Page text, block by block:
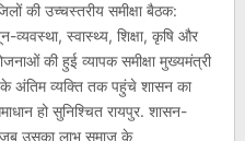
की उच्चस्तरीय समीक्षा बैठक:
व्यवस्था, स्वास्थ्य, शिक्षा, कृषि और
की हुई व्यापक समीक्षा मुख्यमंत्री
के अंतिम व्यक्ति तक पहुंचे शासन का
हो सुनिश्चित रायपुर. शासन-
उसका लाभ समाज के